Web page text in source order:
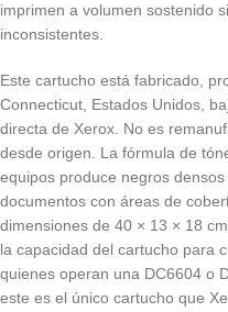
imprimen a volumen sostenido
inconsistentes.
Este cartucho está fabricado,
Connecticut, Estados Unidos,
directa de Xerox. No es
desde origen. La fórmula de
equipos produce negros
documentos con áreas de
dimensiones de 40 × 13 × 18
la capacidad del cartucho para
quienes operan una DC6604 o
este es el único cartucho que